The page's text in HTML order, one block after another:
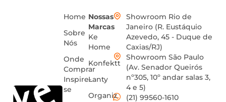
Home
Sobre
Nós
Onde
Comprar
Inspire-
se
Nossas
Marcas
Ke
Home
Konfektt
Lanty
Organiz
Showroom Rio de
Janeiro (R. Eustáquio
Azevedo, 45 - Duque de
Caxias/RJ)
Showroom São Paulo
(Av. Senador Queirós
nº305, 10º andar salas 3,
4 e 5)
(21) 99560-1610